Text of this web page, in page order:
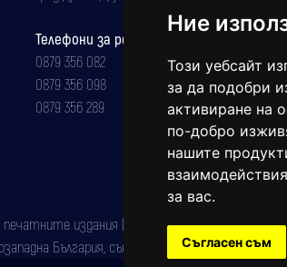
Ние
Този уебсайт
за да подобри
активиране на
по-добро
нашите
взаимодействия
за вас.
Съгласен съм
Телефони за реклама и абонаменти
0879 356 082
0879 356 098
0879 356 289
издания (Българска национална
България, със свидетелство за марка